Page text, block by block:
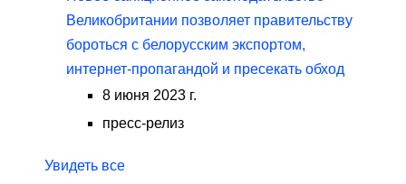
Великобритании позволяет правительству
бороться с белорусским экспортом,
интернет-пропагандой и пресекать обход
8 июня 2023 г.
пресс-релиз
Увидеть все